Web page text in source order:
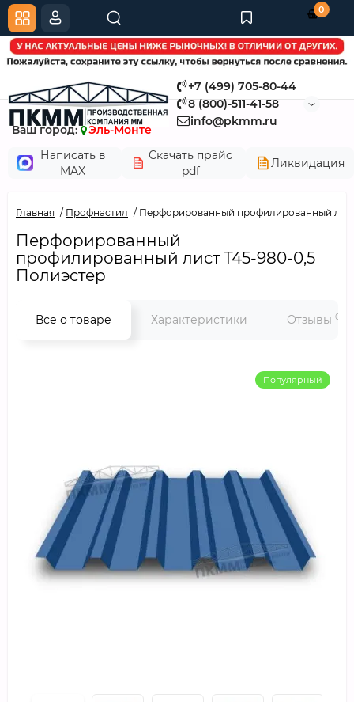
+7 (499) 705-80-44
8 (800)-511-41-58
info@pkmm.ru
Ваш город:
Эль-Монте
Написать в
MAX
Скачать прайс
pdf
Ликвидация
0
Главная Профнастил Перфорированный профилированный
Перфорированный
профилированный лист Т45-980-0,5
Полиэстер
Все о товаре Характеристики Отзывы 0
Популярный